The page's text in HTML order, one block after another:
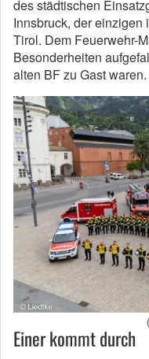
des städtischen
Innsbruck, der
Tirol. Dem Feuerwehr-
Besonderheiten
alten BF zu Gast waren.
Einer kommt durch